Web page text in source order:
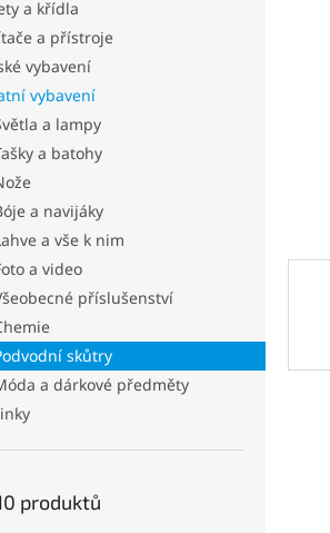
a křídla
a přístroje
vybavení
vybavení
a lampy
a batohy
a navijáky
a vše k nim
a video
příslušenství
skůtry
a dárkové předměty
produktů